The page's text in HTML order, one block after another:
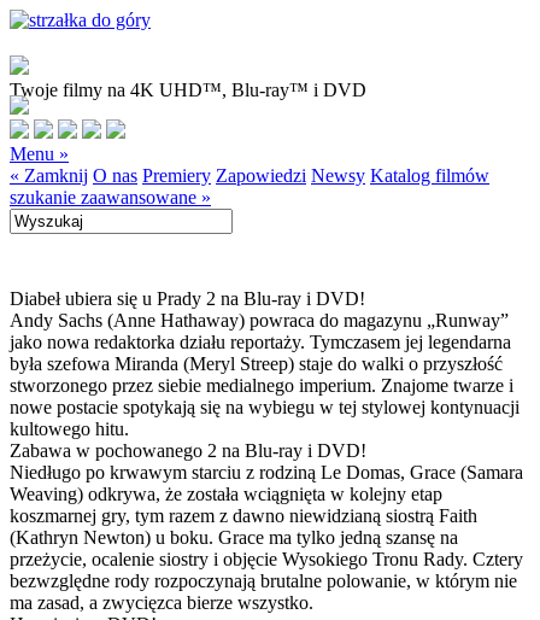
Twoje filmy na 4K UHD™, Blu-ray™ i DVD
Menu »
« Zamknij O nas Premiery Zapowiedzi Newsy Katalog filmów
szukanie zaawansowane »
Diabeł ubiera się u Prady 2 na Blu-ray i DVD!
Andy Sachs (Anne Hathaway) powraca do magazynu „Runway”
jako nowa redaktorka działu reportaży. Tymczasem jej legendarna
była szefowa Miranda (Meryl Streep) staje do walki o przyszłość
stworzonego przez siebie medialnego imperium. Znajome twarze i
nowe postacie spotykają się na wybiegu w tej stylowej kontynuacji
kultowego hitu.
Zabawa w pochowanego 2 na Blu-ray i DVD!
Niedługo po krwawym starciu z rodziną Le Domas, Grace (Samara
Weaving) odkrywa, że została wciągnięta w kolejny etap
koszmarnej gry, tym razem z dawno niewidzianą siostrą Faith
(Kathryn Newton) u boku. Grace ma tylko jedną szansę na
przeżycie, ocalenie siostry i objęcie Wysokiego Tronu Rady. Cztery
bezwzględne rody rozpoczynają brutalne polowanie, w którym nie
ma zasad, a zwycięzca bierze wszystko.